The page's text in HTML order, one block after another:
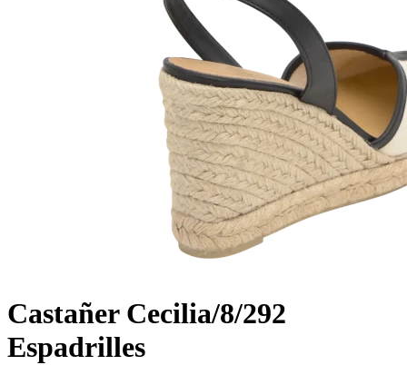
Castañer Cecilia/8/292
Espadrilles